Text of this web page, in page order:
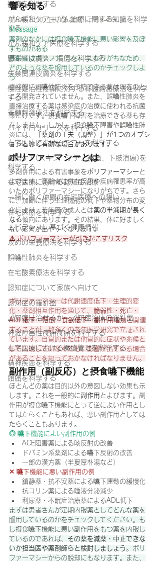
褥瘡を科学する
がん緩和ケア＋がん治療に関する知識を科学
する
がん緩和ケア医療を科学する
鬱滞性皮膚炎・潰瘍を科学する
失禁関連皮膚炎を科学する
慢性難治性疼痛に対する脊髄刺激療法を科学
する
脊髄刺激療法を科学する
ハイドロリリースを科学する
在宅医療におけるエコーを科学する
創傷ケア(スキン テア、褥瘡、下肢潰瘍)を
科学する
在宅医療における認知症治療
一緒に働く仲間の在宅医療への想い
在宅医療を科学する
エビデンスに基づく健康情報
攻めの栄養療法を科学する
誤嚥性肺炎を科学する
在宅酸素療法を科学する
認知症について家族へ向けて
認知症の羅針盤
認知症は治せるか～認知症治療の羅針盤
神経障害性疼痛疼痛を科学する
在宅医療における褥瘡管理を科学する
精神疾患を科学する
頭痛を科学する
響を知る
第8章 3つの工夫 ③ 薬剤｜p.88–89
Message
薬剤のなかには摂食嚥下機能に悪い影響を及ぼ
すものがある
高齢者はポリファーマシーになりがちなため、
どのような薬を服用しているのかチェックしよ
う
直接的に誤嚥性肺炎を予防できる薬は現在のと
ころ開発されていません。また、誤嚥性肺炎を
直接治療する薬は感染症の治療に使われる抗菌
薬だけです。摂食嚥下障害を治療できる薬も存
在しません。しかし、摂食嚥下障害や誤嚥性肺
炎には、
「薬剤の工夫（調整）」が1つのオプシ
ョンとして有効な場合があります。
ポリファーマシーとは
多剤併用による有害事象をポリファーマシー と
よびます。高齢者は併存疾患や疾病罹患率が高
いためポリファーマシーになりがちです。さら
に、加齢に伴う生理機能の低下や薬物分布の変
化により、若年層の成人とは薬の半減期が長く
なる傾向にあります。その結果、体に好ましく
ない影響が出やすくなります。
⚠️ ポリファーマシーが引き起こすリスク
ポリファーマシーは代謝速度低下・生理的変
化・薬剤相互作用を通じて、 脆弱性・死亡・
ADL低下・転倒・食欲低下・副作用増加と関連
することが、数多くの老年医学研究で立証され
ています。自覚的または他覚的に症状や兆候と
して出現していなくても、影響が出ている場合
があることを知っておかなければなりません。
副作用（副反応）と摂食嚥下機能
ほとんどの薬は目的以外の意図しない効果も示
します。これを一般的に副作用 とよびます。副
作用が摂食嚥下機能にとって逆によい作用とし
てはたらくこともあれば、悪い副作用としては
たらくこともあります。
◎ 嚥下機能によい副作用の例
ACE阻害薬による咳反射の改善
ドパミン系薬剤による嚥下反射の改善
一部の漢方薬（半夏厚朴湯など）
✕ 嚥下機能に悪い副作用の例
鎮静薬・抗不安薬による嚥下運動の緩慢化
抗コリン薬による唾液分泌減少
利尿薬・不眠症治療薬によるADL低下
まずは患者さんが定期内服薬としてどんな薬を
服用しているのかをチェックしてください。も
し摂食嚥下機能に悪い副作用をもつ薬を内服し
ているのであれば、 その薬を減薬・中止できな
いか担当医や薬剤師らと検討しましょう 。ポリ
ファーマシーからの脱却にもなります。また、